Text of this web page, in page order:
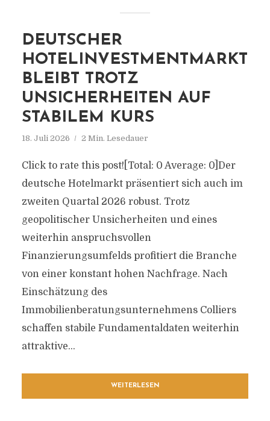
DEUTSCHER
HOTELINVESTMENTMARKT
BLEIBT TROTZ
UNSICHERHEITEN AUF
STABILEM KURS
18. Juli 2026 2 Min. Lesedauer
Click to rate this post![Total: 0 Average: 0]Der
deutsche Hotelmarkt präsentiert sich auch im
zweiten Quartal 2026 robust. Trotz
geopolitischer Unsicherheiten und eines
weiterhin anspruchsvollen
Finanzierungsumfelds profitiert die Branche
von einer konstant hohen Nachfrage. Nach
Einschätzung des
Immobilienberatungsunternehmens Colliers
schaffen stabile Fundamentaldaten weiterhin
attraktive...
WEITERLESEN